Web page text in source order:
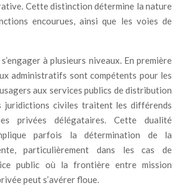
Cette distinction détermine la nature
encourues, ainsi que les voies de
à plusieurs niveaux. En première
administratifs sont compétents pour les
aux services publics de distribution
juridictions civiles traitent les différends
privées délégataires. Cette dualité
parfois la détermination de la
particulièrement dans les cas de
public où la frontière entre mission
peut s’avérer floue.